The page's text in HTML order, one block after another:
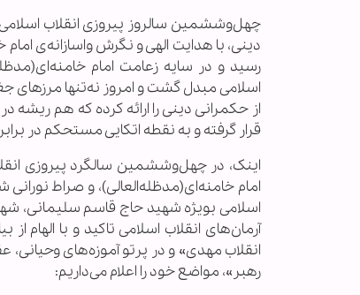
چهل‌وششمین سالروز پیروزی انقلاب اسلامی
دینی، با هدایت الهی و نگرش واسازانه‌ی
رسید و در سایه زعامت امام
اسلامی مبدل گشت و امروز نه‌تنها مرزهای
از حکمرانی دینی را ارائه کرده که هم
قرار گرفته و به نقطه اتکایی مستحکم در
اینک، در چهل‌وششمین سالگرد پیروزی
امام خامنه‌ای(مدظله‌العالی)، و صراط
اسلامی بویژه شهید حاج قاسم سلیمانی،
آرمان‌های انقلاب اسلامی تاکید و با الهام
انقلاب مهدی» و در پرتو آموزه‌های وحیانی،
رهبر»، مواضع خود را اعلام می‌داریم: